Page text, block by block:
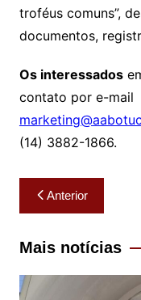
troféus comuns”,
documentos,
Os interessados
contato por e-mail
(14) 3882-1866.
Navegação
de
Post
Anterior
Mais notícias